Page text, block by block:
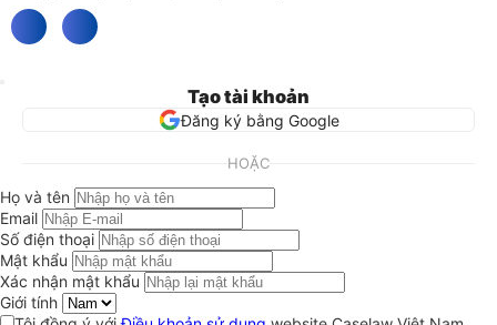
Tạo tài khoản
Đăng ký bằng Google
HOẶC
Họ và tên
Email
Số điện thoại
Mật khẩu
Xác nhận mật khẩu
Giới tính